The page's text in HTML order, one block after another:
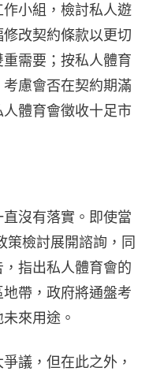
小組，檢討私人遊
改契約條款以更切
需要；按私人體育
慮會否在契約期滿
體育會徵收十足市
沒有落實。即使當
策檢討展開諮詢，同
指出私人體育會的
帶，政府將通盤考
來用途。
議，但在此之外，